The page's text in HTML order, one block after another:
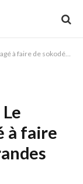
des grandes villes du Togo
à faire